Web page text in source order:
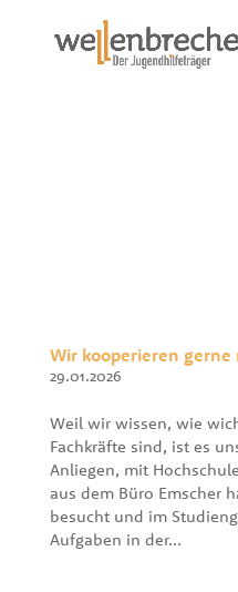
Wir kooperieren
29.01.2026
Weil wir wissen, wie
Fachkräfte sind, ist es
Anliegen, mit
aus dem Büro Emscher
besucht und im
Aufgaben in der...